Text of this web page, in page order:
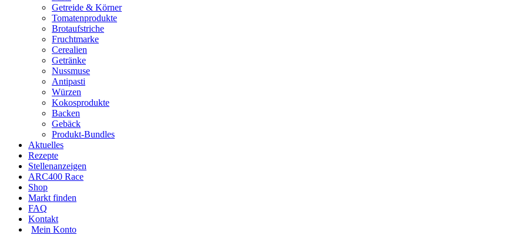
Getreide & Körner
Tomatenprodukte
Brotaufstriche
Fruchtmarke
Cerealien
Getränke
Nussmuse
Antipasti
Würzen
Kokosprodukte
Backen
Gebäck
Produkt-Bundles
Aktuelles
Rezepte
Stellenanzeigen
ARC400 Race
Shop
Markt finden
FAQ
Kontakt
Mein Konto